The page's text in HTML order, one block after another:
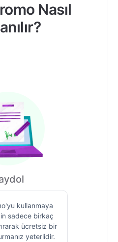
Nasıl
kullanmaya
sadece birkaç
ücretsiz bir
yeterlidir.